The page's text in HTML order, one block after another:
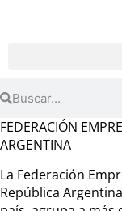
FEDERACIÓN
ARGENTINA
La Federación
República